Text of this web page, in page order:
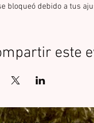
bloqueó debido a tus
este